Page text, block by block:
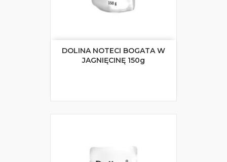
DOLINA NOTECI BOGATA W
JAGNIĘCINĘ 150g